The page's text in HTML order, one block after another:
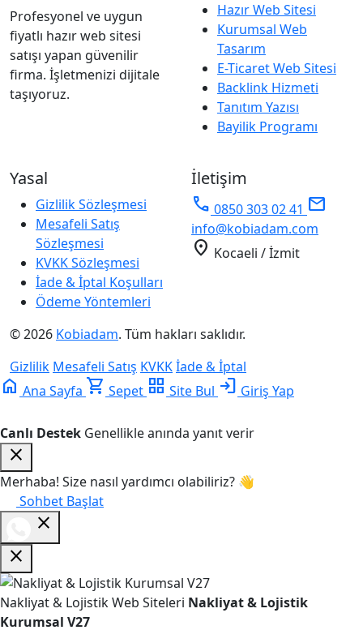
Profesyonel ve uygun
fiyatlı hazır web sitesi
satışı yapan güvenilir
firma. İşletmenizi dijitale
taşıyoruz.
Hazır Web Sitesi
Kurumsal Web
Tasarım
E-Ticaret Web Sitesi
Backlink Hizmeti
Tanıtım Yazısı
Bayilik Programı
Yasal
Gizlilik Sözleşmesi
Mesafeli Satış
Sözleşmesi
KVKK Sözleşmesi
İade & İptal Koşulları
Ödeme Yöntemleri
İletişim
phone 0850 303 02 41 mail
info@kobiadam.com
location_on Kocaeli / İzmit
© 2026 Kobiadam. Tüm hakları saklıdır.
Gizlilik Mesafeli Satış KVKKİade & İptal
home Ana Sayfa shopping_cart Sepet grid_view Site Bul login Giriş Yap
Canlı Destek Genellikle anında yanıt verir
close
Merhaba! Size nasıl yardımcı olabiliriz? 👋
Sohbet Başlat
close
close
Nakliyat & Lojistik Web Siteleri Nakliyat & Lojistik
Kurumsal V27